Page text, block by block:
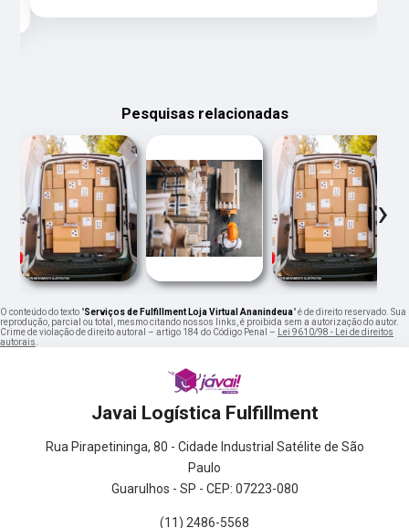
Pesquisas relacionadas
‹ ›
O conteúdo do texto "Serviços de Fulfillment Loja Virtual Ananindeua" é de direito reservado. Sua
reprodução, parcial ou total, mesmo citando nossos links, é proibida sem a autorização do autor.
Crime de violação de direito autoral – artigo 184 do Código Penal –
Lei 9610/98 - Lei de direitos
autorais
Javai Logística Fulfillment
Rua Pirapetininga, 80 - Cidade Industrial Satélite de São
Paulo
Guarulhos - SP - CEP: 07223-080
(11) 2486-5568